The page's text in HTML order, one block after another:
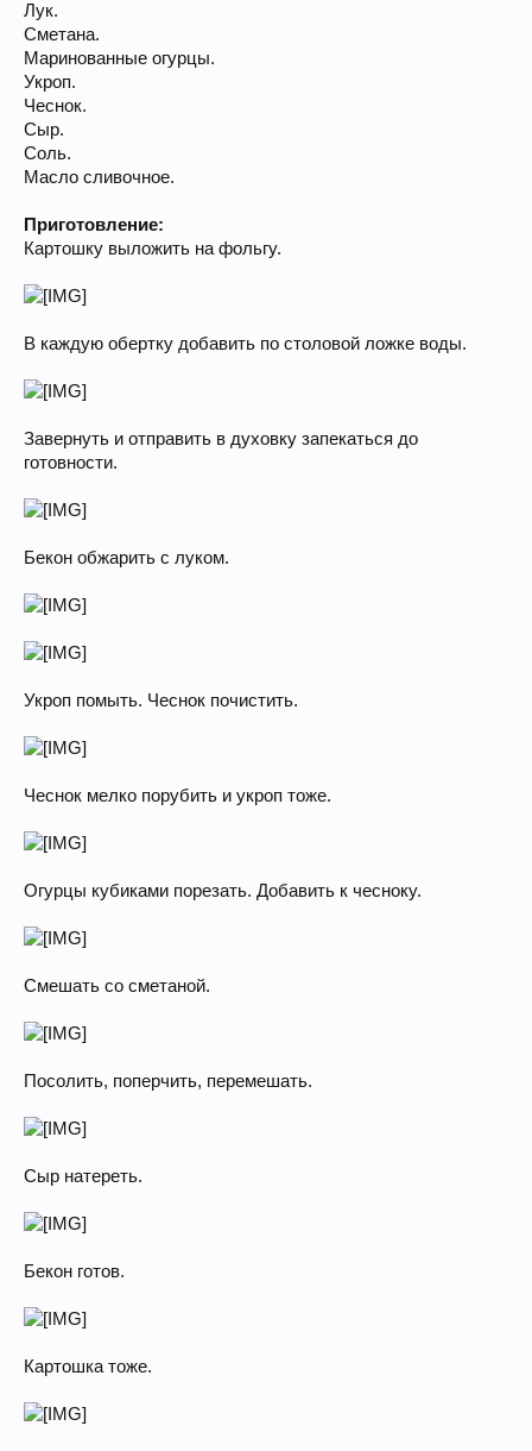
Лук.
Сметана.
Маринованные огурцы.
Укроп.
Чеснок.
Сыр.
Соль.
Масло сливочное.
Приготовление:
Картошку выложить на фольгу.
В каждую обертку добавить по столовой ложке воды.
Завернуть и отправить в духовку запекаться до
готовности.
Бекон обжарить с луком.
Укроп помыть. Чеснок почистить.
Чеснок мелко порубить и укроп тоже.
Огурцы кубиками порезать. Добавить к чесноку.
Смешать со сметаной.
Посолить, поперчить, перемешать.
Сыр натереть.
Бекон готов.
Картошка тоже.